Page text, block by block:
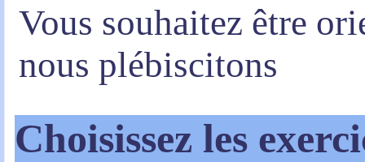
Vous souhaitez être
nous plébiscitons
Choisissez les